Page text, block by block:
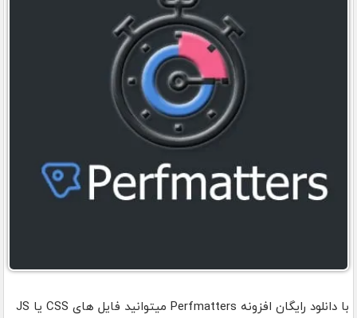
با دانلود رایگان افزونه Perfmatters میتوانید فایل های CSS یا JS